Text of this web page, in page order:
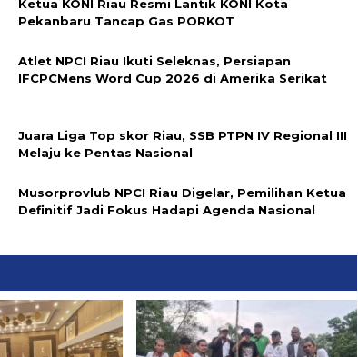
Ketua KONI Riau Resmi Lantik KONI Kota
Pekanbaru Tancap Gas PORKOT
Atlet NPCI Riau Ikuti Seleknas, Persiapan
IFCPCMens Word Cup 2026 di Amerika Serikat
Juara Liga Top skor Riau, SSB PTPN IV Regional III
Melaju ke Pentas Nasional
Musorprovlub NPCI Riau Digelar, Pemilihan Ketua
Definitif Jadi Fokus Hadapi Agenda Nasional